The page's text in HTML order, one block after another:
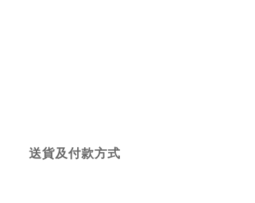
送貨及付款方式